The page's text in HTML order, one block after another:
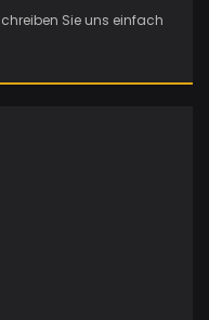
Sie uns einfach